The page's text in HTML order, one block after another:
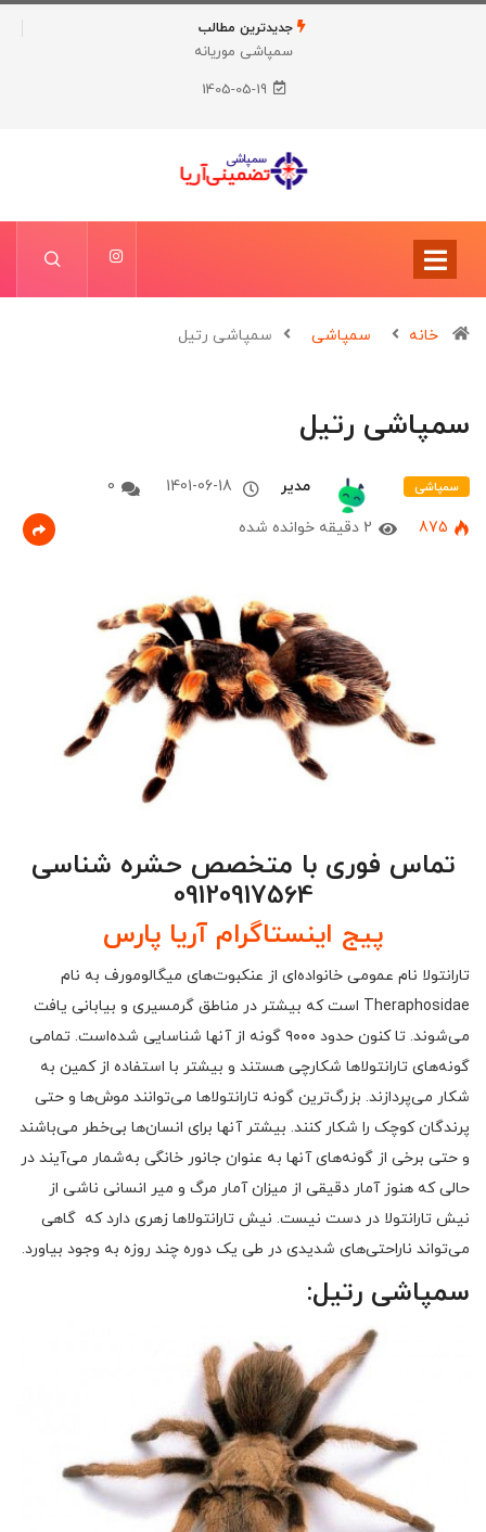
جدیدترین مطالب
سمپاشی موریانه
1405-05-19
خانه سمپاشی سمپاشی رتیل
سمپاشی رتیل
سمپاشی مدیر
0
875
2 دقیقه خوانده شده
تماس فوری با متخصص حشره شناسی
09120917564
پیج اینستاگرام آریا پارس
تارانتولا نام عمومی خانواده‌ای از عنکبوت‌های میگالومورف به نام
Theraphosidae است که بیشتر در مناطق گرمسیری و بیابانی یافت
می‌شوند. تا کنون حدود ۹۰۰۰ گونه از آنها شناسایی شده‌است. تمامی
گونه‌های تارانتولاها شکارچی هستند و بیشتر با استفاده از کمین به
شکار می‌پردازند. بزرگ‌ترین گونه تارانتولاها می‌توانند موش‌ها و حتی
پرندگان کوچک را شکار کنند. بیشتر آنها برای انسان‌ها بی‌خطر می‌باشند
و حتی برخی از گونه‌های آنها به عنوان جانور خانگی به‌شمار می‌آیند در
حالی که هنوز آمار دقیقی از میزان آمار مرگ و میر انسانی ناشی از
نیش تارانتولا در دست نیست. نیش تارانتولاها زهری دارد که گاهی
می‌تواند ناراحتی‌های شدیدی در طی یک دوره چند روزه به وجود بیاورد.
سمپاشی رتیل: